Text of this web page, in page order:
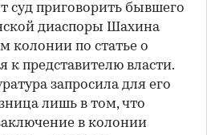
суд приговорить бывшего
диаспоры Шахина
колонии по статье о
представителю власти.
запросила для его
лишь в том, что
в колонии